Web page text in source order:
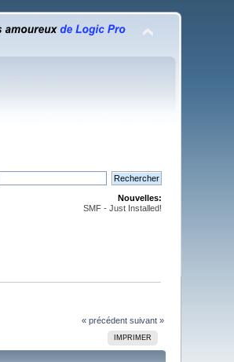
Nouvelles:
SMF - Just Installed!
« précédent suivant »
IMPRIMER